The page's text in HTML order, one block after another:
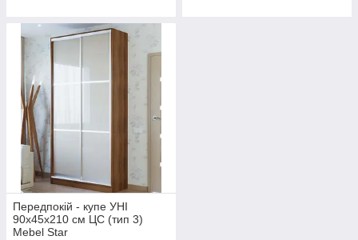
Передпокій - купе УНІ
90х45х210 см ЦС (тип 3)
Mebel Star